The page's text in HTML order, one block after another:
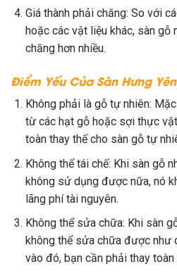
Giá thành phải chăng: So với
hoặc các vật liệu khác, sàn gỗ
chăng hơn nhiều.
Điểm Yếu Của Sàn Hưng
Không phải là gỗ tự nhiên:
từ các hạt gỗ hoặc sợi thực
toàn thay thế cho sàn gỗ tự
Không thể tái chế: Khi sàn gỗ
không sử dụng được nữa, nó
lãng phí tài nguyên.
Không thể sửa chữa: Khi sàn
không thể sửa chữa được như
vào đó, bạn cần phải thay